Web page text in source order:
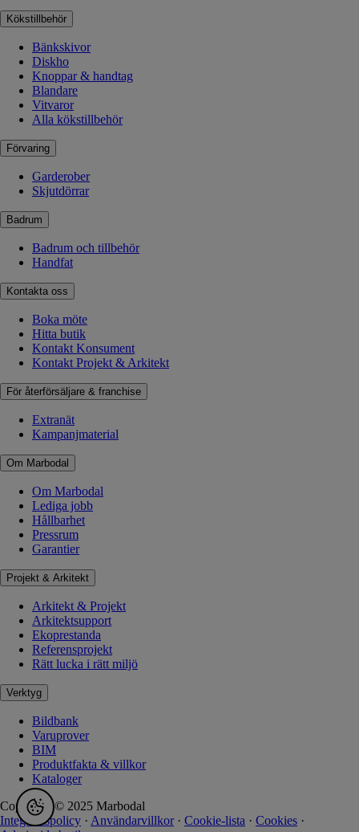
Kökstillbehör
Bänkskivor
Diskho
Knoppar & handtag
Blandare
Vitvaror
Alla kökstillbehör
Förvaring
Garderober
Skjutdörrar
Badrum
Badrum och tillbehör
Handfat
Kontakta oss
Boka möte
Hitta butik
Kontakt Konsument
Kontakt Projekt & Arkitekt
För återförsäljare & franchise
Extranät
Kampanjmaterial
Om Marbodal
Om Marbodal
Lediga jobb
Hållbarhet
Pressrum
Garantier
Projekt & Arkitekt
Arkitekt & Projekt
Arkitektsupport
Ekoprestanda
Referensprojekt
Rätt lucka i rätt miljö
Verktyg
Bildbank
Varuprover
BIM
Produktfakta & villkor
Kataloger
Copyright © 2025 Marbodal
Integritetspolicy · Användarvillkor · Cookie-lista · Cookies ·